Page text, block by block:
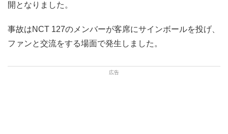
開となりました。
事故はNCT 127のメンバーが客席にサインボールを投げ、
ファンと交流をする場面で発生しました。